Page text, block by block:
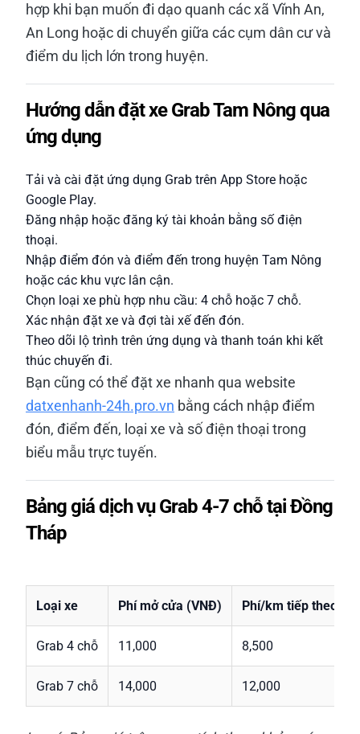
hợp khi bạn muốn đi dạo quanh các xã Vĩnh An,
An Long hoặc di chuyển giữa các cụm dân cư và
điểm du lịch lớn trong huyện.
Hướng dẫn đặt xe Grab Tam Nông qua
ứng dụng
Tải và cài đặt ứng dụng Grab trên App Store hoặc
Google Play.
Đăng nhập hoặc đăng ký tài khoản bằng số điện
thoại.
Nhập điểm đón và điểm đến trong huyện Tam Nông
hoặc các khu vực lân cận.
Chọn loại xe phù hợp nhu cầu: 4 chỗ hoặc 7 chỗ.
Xác nhận đặt xe và đợi tài xế đến đón.
Theo dõi lộ trình trên ứng dụng và thanh toán khi kết
thúc chuyến đi.
Bạn cũng có thể đặt xe nhanh qua website
datxenhanh-24h.pro.vn bằng cách nhập điểm
đón, điểm đến, loại xe và số điện thoại trong
biểu mẫu trực tuyến.
Bảng giá dịch vụ Grab 4-7 chỗ tại Đồng
Tháp
Loại xe Phí mở cửa (VNĐ) Phí/km tiếp theo
Grab 4 chỗ 11,000 8,500
Grab 7 chỗ 14,000 12,000